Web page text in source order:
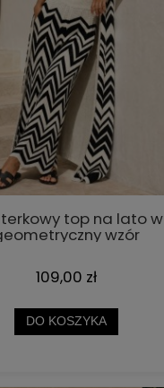
top na lato w
wzór
109,00 zł
DO KOSZYKA